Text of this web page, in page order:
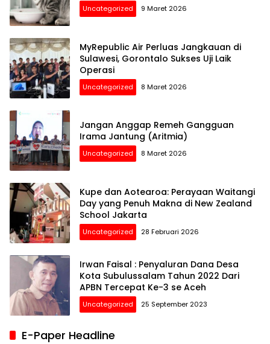
Uncategorized 9 Maret 2026
MyRepublic Air Perluas Jangkauan di
Sulawesi, Gorontalo Sukses Uji Laik
Operasi
Uncategorized 8 Maret 2026
Jangan Anggap Remeh Gangguan
Irama Jantung (Aritmia)
Uncategorized 8 Maret 2026
Kupe dan Aotearoa: Perayaan Waitangi
Day yang Penuh Makna di New Zealand
School Jakarta
Uncategorized 28 Februari 2026
Irwan Faisal : Penyaluran Dana Desa
Kota Subulussalam Tahun 2022 Dari
APBN Tercepat Ke-3 se Aceh
Uncategorized 25 September 2023
E-Paper Headline